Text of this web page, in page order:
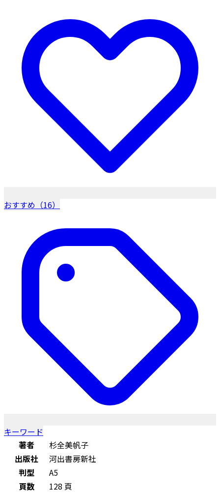
おすすめ（16）
キーワード
著者
杉全美帆子
出版社
河出書房新社
判型
A5
頁数
128 頁